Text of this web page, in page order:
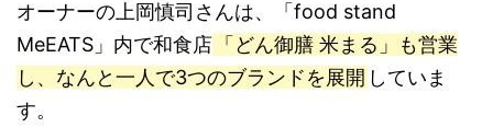
オーナーの上岡慎司さんは、「food stand
MeEATS」内で和食店 「どん御膳 米まる」も営業
し、なんと一人で3つのブランドを展開 していま
す。